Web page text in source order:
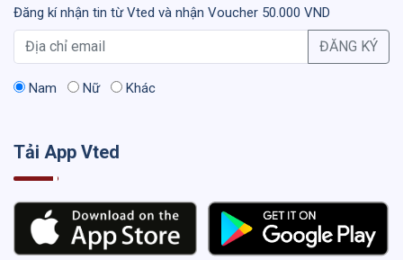
Đăng kí nhận tin từ Vted và nhận Voucher 50.000 VND
ĐĂNG KÝ
Nam Nữ Khác
Tải App Vted